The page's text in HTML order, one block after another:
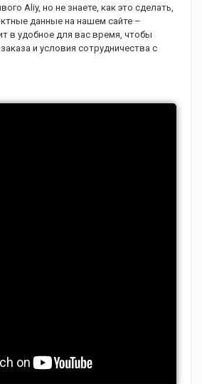
Aliy, но не знаете, как это сделать,
данные на нашем сайте –
в удобное для вас время, чтобы
и условия сотрудничества с